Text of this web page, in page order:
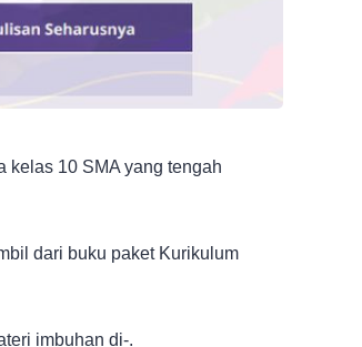
kelas 10 SMA yang tengah
dari buku paket Kurikulum
imbuhan di-.